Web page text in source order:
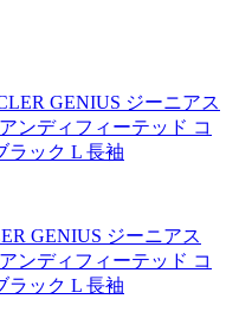
GENIUS ジーニアス
ンディフィーテッド コ
ラック L 長袖